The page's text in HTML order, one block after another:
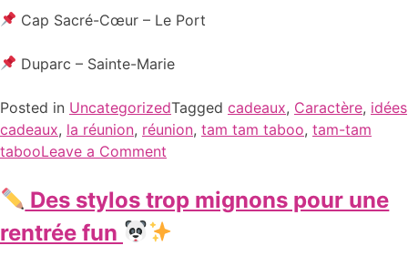
Cap Sacré-Cœur – Le Port
Duparc – Sainte-Marie
Posted in UncategorizedTagged cadeaux, Caractère, idées
cadeaux, la réunion, réunion, tam tam taboo, tam-tam
tabooLeave a Comment
Des stylos trop mignons pour une
rentrée fun